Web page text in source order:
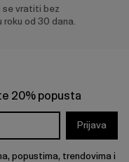
se vratiti bez
od 30 dana.
20% popusta
Prijava
popustima, trendovima i